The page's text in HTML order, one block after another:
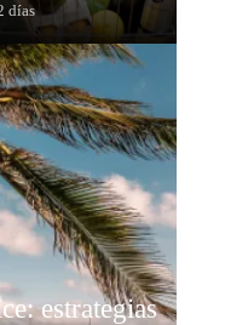
días
estrategias